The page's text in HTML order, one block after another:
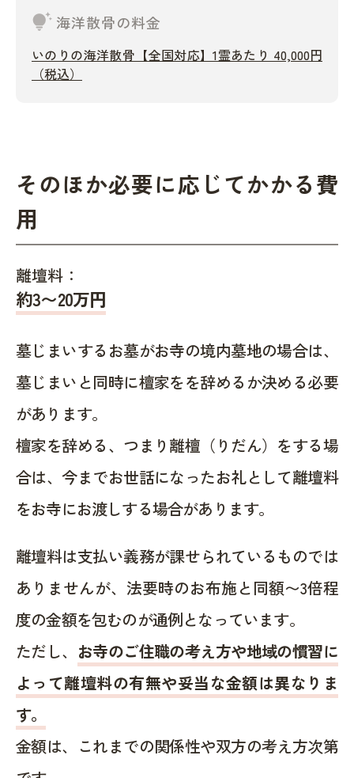
tips_and_updates 海洋散骨の料金
いのりの海洋散骨【全国対応】1霊あたり 40,000円
（税込）
そのほか必要に応じてかかる費
用
離壇料：
約3〜20万円
墓じまいするお墓がお寺の境内墓地の場合は、
墓じまいと同時に檀家をを辞めるか決める必要
があります。
檀家を辞める、つまり離檀（りだん）をする場
合は、今までお世話になったお礼として離壇料
をお寺にお渡しする場合があります。
離壇料は支払い義務が課せられているものでは
ありませんが、法要時のお布施と同額〜3倍程
度の金額を包むのが通例となっています。
ただし、 お寺のご住職の考え方や地域の慣習に
よって離壇料の有無や妥当な金額は異なりま
す。
金額は、これまでの関係性や双方の考え方次第